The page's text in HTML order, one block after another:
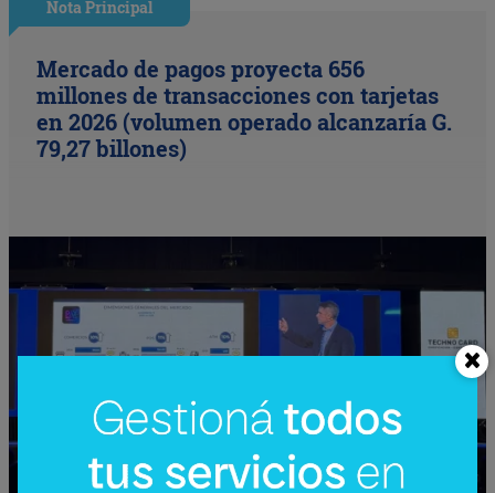
Nota Principal
Mercado de pagos proyecta 656
millones de transacciones con tarjetas
en 2026 (volumen operado alcanzaría G.
79,27 billones)